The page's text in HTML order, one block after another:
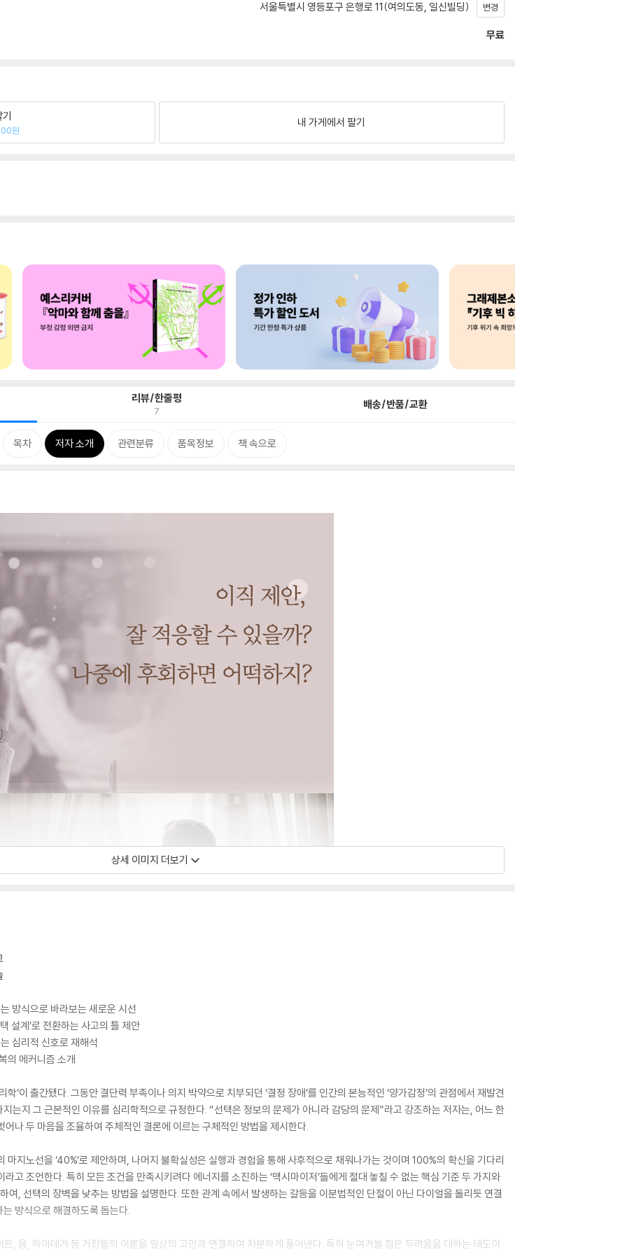
서울특별시 영등포구 은행로 11(여의도동, 일신빌딩) 변경
무료
원
내 가게에서 팔기
리뷰/한줄평
7 배송/반품/교환
목차 저자 소개 관련분류 품목정보 책 속으로
상세 이미지 더보기
방식으로 바라보는 새로운 시선
설계’로 전환하는 사고의 틀 제안
심리적 신호로 재해석
의 메커니즘 소개
’이 출간됐다. 그동안 결단력 부족이나 의지 박약으로 치부되던 ‘결정 장애’를 인간의 본능적인 ‘양가감정’의 관점에서 재발견
는지 그 근본적인 이유를 심리학적으로 규정한다. “선택은 정보의 문제가 아니라 감당의 문제”라고 강조하는 저자는, 어느 한
나 두 마음을 조율하여 주체적인 결론에 이르는 구체적인 방법을 제시한다.
마지노선을 ‘40%’로 제안하며, 나머지 불확실성은 실행과 경험을 통해 사후적으로 채워나가는 것이며 100%의 확신을 기다리
고 조언한다. 특히 모든 조건을 만족시키려다 에너지를 소진하는 ‘맥시마이저’들에게 절대 놓칠 수 없는 핵심 기준 두 가지와
여, 선택의 장벽을 낮추는 방법을 설명한다. 또한 관계 속에서 발생하는 갈등을 이분법적인 단절이 아닌 다이얼을 돌리듯 연결
방식으로 해결하도록 돕는다.
, 융, 하이데거 등 거장들의 이론을 일상의 고민과 연결하여 차분하게 풀어낸다. 특히 눈여겨볼 점은 두려움을 대하는 태도이